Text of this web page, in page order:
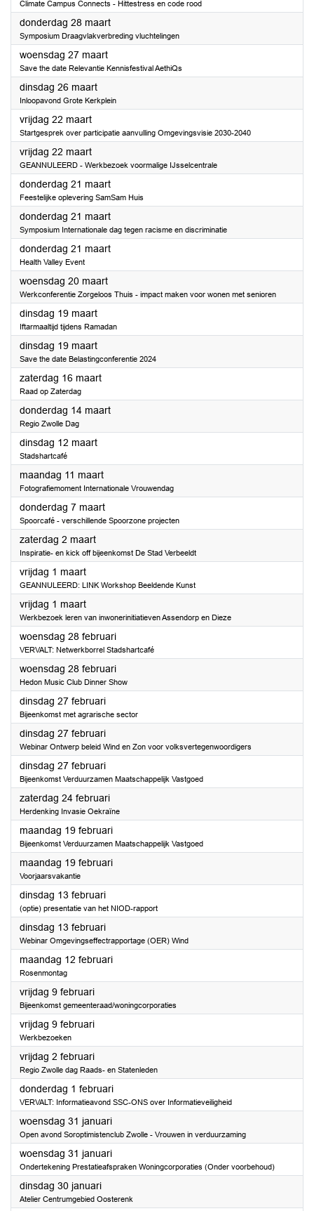
Climate Campus Connects - Hittestress en code rood
donderdag 28 maart2024
Symposium Draagvlakverbreding vluchtelingen
woensdag 27 maart2024
Save the date Relevantie Kennisfestival AethiQs
dinsdag 26 maart2024
Inloopavond Grote Kerkplein
vrijdag 22 maart2024
Startgesprek over participatie aanvulling Omgevingsvisie 2030-2040
vrijdag 22 maart2024
GEANNULEERD - Werkbezoek voormalige IJsselcentrale
donderdag 21 maart2024
Feestelijke oplevering SamSam Huis
donderdag 21 maart2024
Symposium Internationale dag tegen racisme en discriminatie
donderdag 21 maart2024
Health Valley Event
woensdag 20 maart2024
Werkconferentie Zorgeloos Thuis - impact maken voor wonen met senioren
dinsdag 19 maart2024
Iftarmaaltijd tijdens Ramadan
dinsdag 19 maart2024
Save the date Belastingconferentie 2024
zaterdag 16 maart2024
Raad op Zaterdag
donderdag 14 maart2024
Regio Zwolle Dag
dinsdag 12 maart2024
Stadshartcafé
maandag 11 maart2024
Fotografiemoment Internationale Vrouwendag
donderdag 7 maart2024
Spoorcafé - verschillende Spoorzone projecten
zaterdag 2 maart2024
Inspiratie- en kick off bijeenkomst De Stad Verbeeldt
vrijdag 1 maart2024
GEANNULEERD: LINK Workshop Beeldende Kunst
vrijdag 1 maart2024
Werkbezoek leren van inwonerinitiatieven Assendorp en Dieze
woensdag 28 februari2024
VERVALT: Netwerkborrel Stadshartcafé
woensdag 28 februari2024
Hedon Music Club Dinner Show
dinsdag 27 februari2024
Bijeenkomst met agrarische sector
dinsdag 27 februari2024
Webinar Ontwerp beleid Wind en Zon voor volksvertegenwoordigers
dinsdag 27 februari2024
Bijeenkomst Verduurzamen Maatschappelijk Vastgoed
zaterdag 24 februari2024
Herdenking Invasie Oekraïne
maandag 19 februari2024
Bijeenkomst Verduurzamen Maatschappelijk Vastgoed
maandag 19 februari2024
Voorjaarsvakantie
dinsdag 13 februari2024
(optie) presentatie van het NIOD-rapport
dinsdag 13 februari2024
Webinar Omgevingseffectrapportage (OER) Wind
maandag 12 februari2024
Rosenmontag
vrijdag 9 februari2024
Bijeenkomst gemeenteraad/woningcorporaties
vrijdag 9 februari2024
Werkbezoeken
vrijdag 2 februari2024
Regio Zwolle dag Raads- en Statenleden
donderdag 1 februari2024
VERVALT: Informatieavond SSC-ONS over Informatieveiligheid
woensdag 31 januari2024
Open avond Soroptimistenclub Zwolle - Vrouwen in verduurzaming
woensdag 31 januari2024
Ondertekening Prestatieafspraken Woningcorporaties (Onder voorbehoud)
dinsdag 30 januari2024
Atelier Centrumgebied Oosterenk